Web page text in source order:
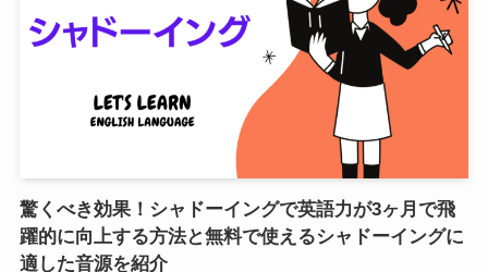
驚くべき効果！シャドーイングで英語力が3ヶ月で飛
躍的に向上する方法と無料で使えるシャドーイングに
適した音源を紹介